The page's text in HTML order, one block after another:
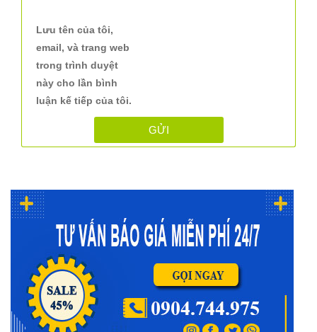
Lưu tên của tôi,
email, và trang web
trong trình duyệt
này cho lần bình
luận kế tiếp của tôi.